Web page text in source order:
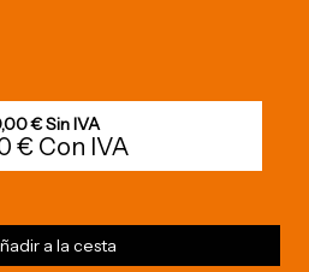
€ Sin IVA
€ Con IVA
a la cesta